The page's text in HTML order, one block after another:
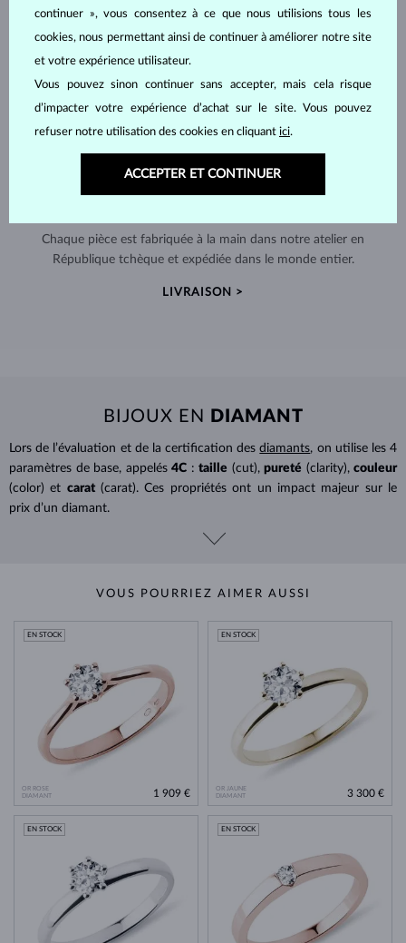
Chaque pièce est fabriquée à la main dans notre atelier en
République tchèque et expédiée dans le monde entier.
LIVRAISON >
BIJOUX EN DIAMANT
Lors de l’évaluation et de la certification desdiamants, on utilise les 4
paramètres de base, appelés 4C : taille (cut), pureté (clarity), couleur
(color) et carat (carat). Ces propriétés ont un impact majeur sur le
prix d’un diamant.
VOUS POURRIEZ AIMER AUSSI
OR ROSE
DIAMANT
EN STOCK
1 909 €
OR JAUNE
DIAMANT
EN STOCK
3 300 €
EN STOCK EN STOCK
continuer », vous consentez à ce que nous utilisions tous les
cookies, nous permettant ainsi de continuer à améliorer notre site
et votre expérience utilisateur.
Vous pouvez sinon continuer sans accepter, mais cela risque
d’impacter votre expérience d’achat sur le site. Vous pouvez
refuser notre utilisation des cookies en cliquant ici.
ACCEPTER ET CONTINUER